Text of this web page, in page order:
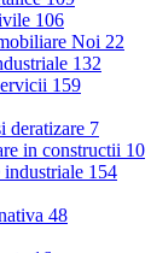
106
Noi 22
132
159
deratizare 7
in constructii 10
industriale 154
48